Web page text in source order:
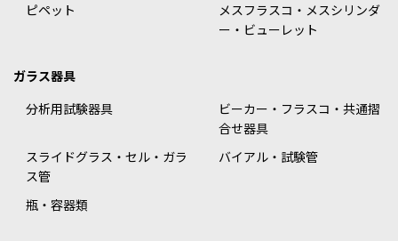
ピペット
メスフラスコ・メスシリンダ
ー・ビューレット
ガラス器具
分析用試験器具
ビーカー・フラスコ・共通摺
合せ器具
スライドグラス・セル・ガラ
ス管
バイアル・試験管
瓶・容器類